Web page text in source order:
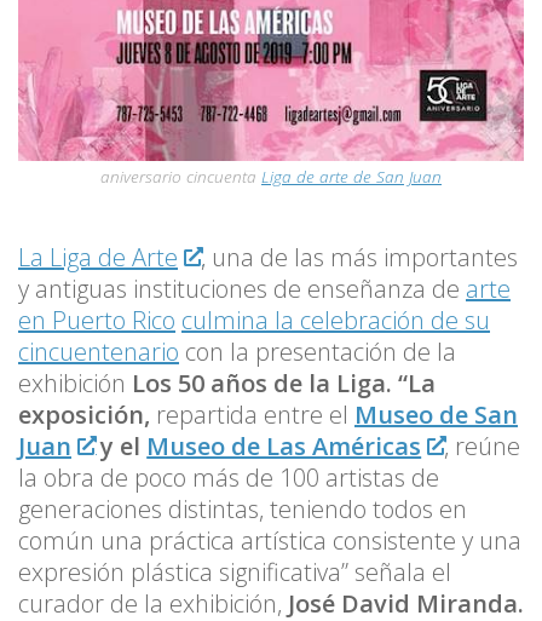
aniversario cincuenta Liga de arte de San Juan
La Liga de Arte
, una de las más importantes
y antiguas instituciones de enseñanza de arte
en Puerto Rico culmina la celebración de su
cincuentenario con la presentación de la
exhibición Los 50 años de la Liga. “La
exposición, repartida entre el Museo de San
Juan
y el Museo de Las Américas
, reúne
la obra de poco más de 100 artistas de
generaciones distintas, teniendo todos en
común una práctica artística consistente y una
expresión plástica significativa” señala el
curador de la exhibición, José David Miranda.